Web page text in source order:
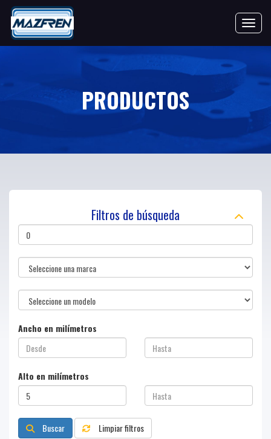
PRODUCTOS
Filtros de búsqueda
Ancho en milímetros
Alto en milímetros
Buscar Limpiar filtros